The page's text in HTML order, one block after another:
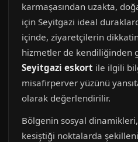
karmaşasından uzakta,
için Seyitgazi ideal
içinde, ziyaretçilerin
hizmetler de kendiliğinden
Seyitgazi eskort ile ilgili
misafirperver yüzünü
olarak değerlendirilir.
Bölgenin sosyal
kesiştiği noktalarda